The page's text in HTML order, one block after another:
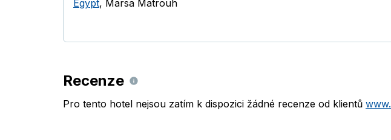
Egypt, Marsa Matrouh
Recenze
Pro tento hotel nejsou zatím k dispozici žádné recenze od klientů